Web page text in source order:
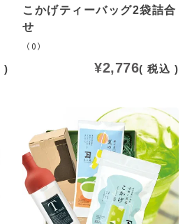
こかげティーバッグ2袋詰合
せ
（0）
¥2,776 税込